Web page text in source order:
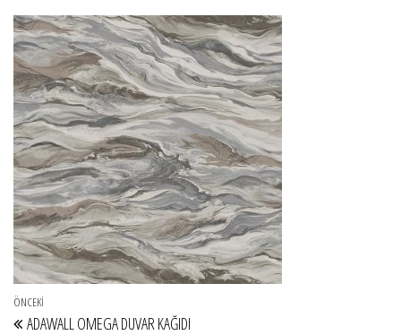
Yazı gezinmesi
Önceki Yazı
ÖNCEKI
ADAWALL OMEGA DUVAR KAĞIDI